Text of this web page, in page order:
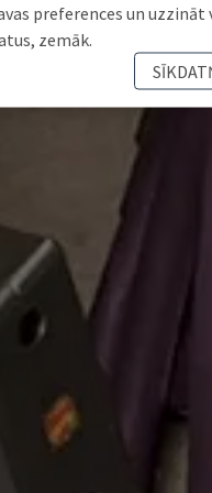
preferences un
zemāk.